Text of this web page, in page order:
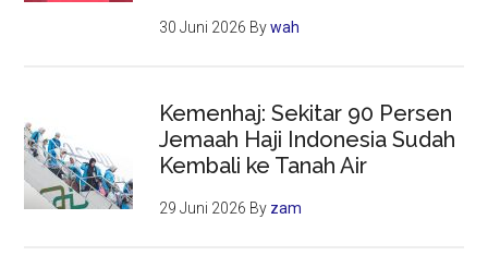
30 Juni 2026 Bywah
Kemenhaj: Sekitar 90 Persen
Jemaah Haji Indonesia Sudah
Kembali ke Tanah Air
29 Juni 2026 By zam